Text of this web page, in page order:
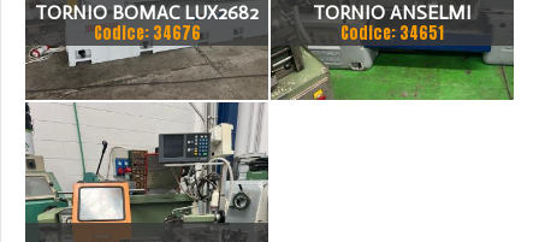
TORNIO BOMAC LUX2682
Codice: 34676
TORNIO ANSELMI
Codice: 34651